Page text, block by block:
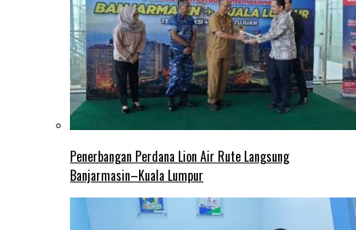
Penerbangan Perdana Lion Air Rute Langsung
Banjarmasin–Kuala Lumpur